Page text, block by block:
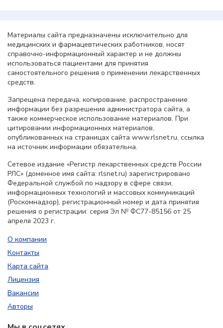
Материалы сайта предназначены исключительно для
медицинских и фармацевтических работников, носят
справочно-информационный характер и не должны
использоваться пациентами для принятия
самостоятельного решения о применении лекарственных
средств.
Запрещена передача, копирование, распространение
информации без разрешения администратора сайта, а
также коммерческое использование материалов. При
цитировании информационных материалов,
опубликованных на страницах сайта www.rlsnet.ru, ссылка
на источник информации обязательна.
Сетевое издание «Регистр лекарственных средств России
РЛС» (доменное имя сайта: rlsnet.ru) зарегистрировано
Федеральной службой по надзору в сфере связи,
информационных технологий и массовых коммуникаций
(Роскомнадзор), регистрационный номер и дата принятия
решения о регистрации: серия Эл № ФС77-85156 от 25
апреля 2023 г.
О компании
Контакты
Карта сайта
Лицензия
Вакансии
Авторы